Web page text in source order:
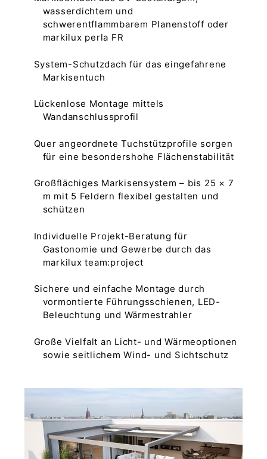
wasserdichtem und
schwerentflammbarem Planenstoff oder
markilux perla FR
System-Schutzdach für das eingefahrene
Markisentuch
Lückenlose Montage mittels
Wandanschlussprofil
Quer angeordnete Tuchstützprofile sorgen
für eine besondershohe Flächenstabilität
Großflächiges Markisensystem – bis 25 × 7
m mit 5 Feldern flexibel gestalten und
schützen
Individuelle Projekt-Beratung für
Gastonomie und Gewerbe durch das
markilux team:project
Sichere und einfache Montage durch
vormontierte Führungsschienen, LED-
Beleuchtung und Wärmestrahler
Große Vielfalt an Licht- und Wärmeoptionen
sowie seitlichem Wind- und Sichtschutz